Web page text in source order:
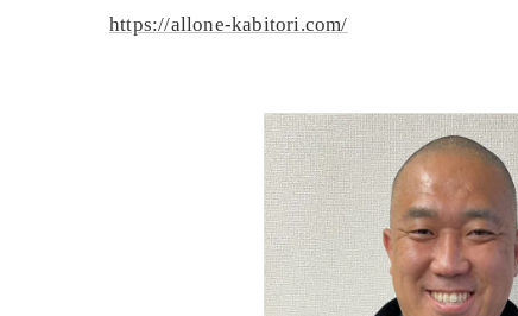
https://allone-kabitori.com/